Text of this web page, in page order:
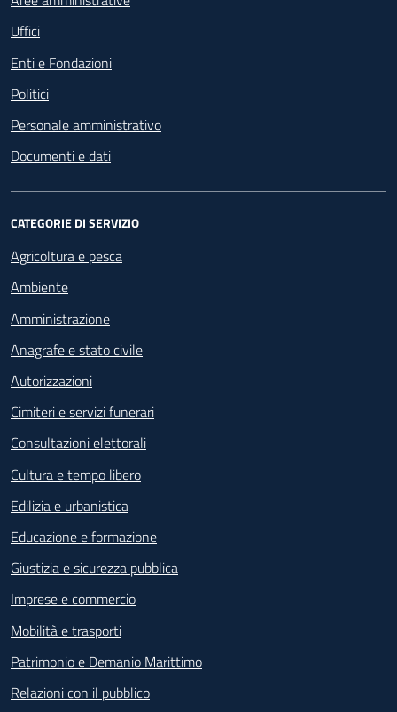
Uffici
Enti e Fondazioni
Politici
Personale amministrativo
Documenti e dati
CATEGORIE DI SERVIZIO
Agricoltura e pesca
Ambiente
Amministrazione
Anagrafe e stato civile
Autorizzazioni
Cimiteri e servizi funerari
Consultazioni elettorali
Cultura e tempo libero
Edilizia e urbanistica
Educazione e formazione
Giustizia e sicurezza pubblica
Imprese e commercio
Mobilità e trasporti
Patrimonio e Demanio Marittimo
Relazioni con il pubblico